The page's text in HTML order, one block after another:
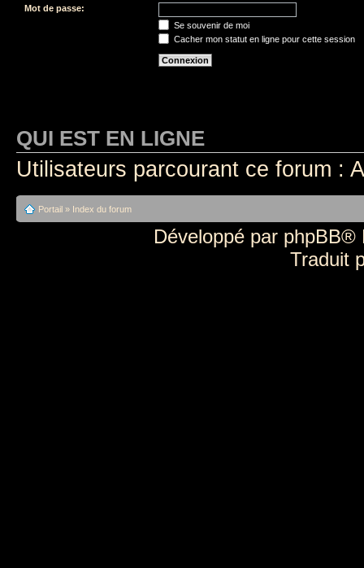
Mot de passe:
Se souvenir de moi
Cacher mon statut en ligne pour cette session
QUI EST EN LIGNE
Utilisateurs parcourant ce forum :
Portail » Index du forum
Développé par phpBB®
Traduit